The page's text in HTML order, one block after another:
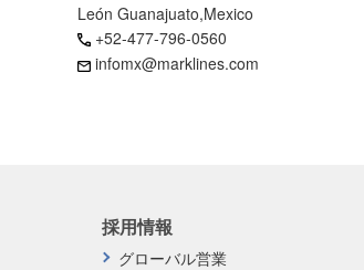
León Guanajuato,Mexico
+52-477-796-0560
infomx@marklines.com
採用情報
グローバル営業